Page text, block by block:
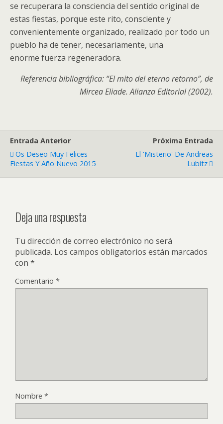
se recuperara la consciencia del sentido original de
estas fiestas, porque este rito, consciente y
convenientemente organizado, realizado por todo un
pueblo ha de tener, necesariamente, una
enorme fuerza regeneradora.
Referencia bibliográfica: “El mito del eterno retorno”, de
Mircea Eliade. Alianza Editorial (2002).
Entrada Anterior
Os Deseo Muy Felices
Fiestas Y Año Nuevo 2015
Próxima Entrada
El 'misterio' De Andreas
Lubitz
Deja una respuesta
Tu dirección de correo electrónico no será
publicada. Los campos obligatorios están marcados
con *
Comentario *
Nombre *